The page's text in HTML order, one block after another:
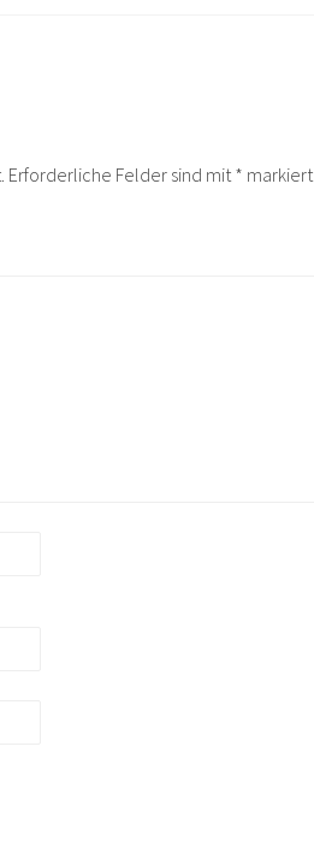
Erforderliche Felder sind mit* markiert